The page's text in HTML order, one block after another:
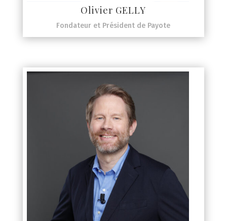
Olivier GELLY
Fondateur et Président de Payote